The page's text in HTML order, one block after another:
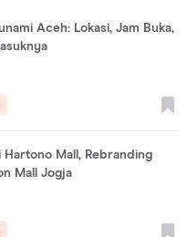
Aceh: Lokasi, Jam Buka,
Mall, Rebranding
Mall Jogja